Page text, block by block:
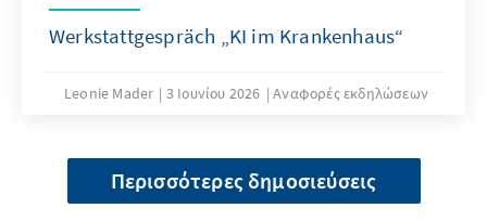
Werkstattgespräch „KI im Krankenhaus“
Leonie Mader 3 Ιουνίου 2026 Αναφορές εκδηλώσεων
Περισσότερες δημοσιεύσεις